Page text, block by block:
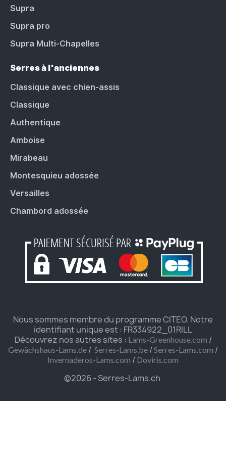
Supra
Supra pro
Supra Multi-Chapelles
Serres à l'anciennes
Classique avec chien-assis
Classique
Authentique
Amboise
Mirabeau
Montesquieu adossée
Versailles
Chambord adossée
Nous sommes membre du programme CITEO. Notre
identifiant unique est : FR334922_01RILL
Découvrez nos autres sites : Lams-Greenhouse.com /
Gewächshaus-Lams.de / Serres-Lams.be / Serres-Lams.com /
Invernaderos-Lams.com / Doviris.com
©2026 - Serres-Lams.ch